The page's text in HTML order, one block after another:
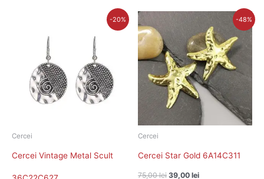
-20%
Cercei
Cercei Vintage Metal Scult
fost:
35,00 lei.
28,00 lei.
-48%
Cercei
Cercei Star Gold 6A14C311
75,00lei
Prețul
inițial
fost:
75,00 lei.
39,00 lei
curent
este:
39,00 lei.